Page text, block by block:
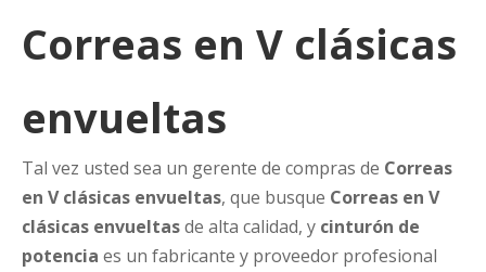
Correas en V clásicas
envueltas
Tal vez usted sea un gerente de compras de Correas
en V clásicas envueltas, que busque Correas en V
clásicas envueltasde alta calidad, y cinturón de
potencia es un fabricante y proveedor profesional